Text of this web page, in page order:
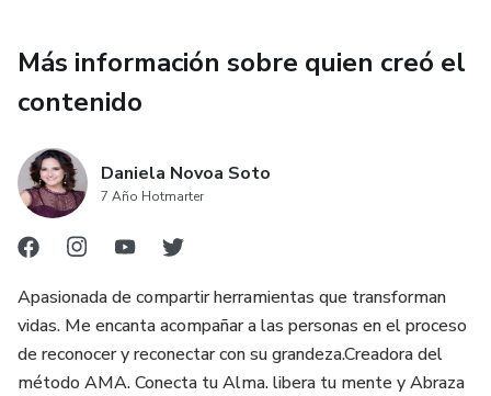
Sientes el llamado de los ángeles y no sabes por dónde
Te gustaría recibir guía clara y elevar tu vibración cada día.
Acompañas a otros y deseas sumar las cartas como parte
Más información sobre quien creó el
contenido
Daniela Novoa Soto
7 Año Hotmarter
Apasionada de compartir herramientas que transforman
vidas. Me encanta acompañar a las personas en el proceso
de reconocer y reconectar con su grandeza.Creadora del
método AMA. Conecta tu Alma. libera tu mente y Abraza